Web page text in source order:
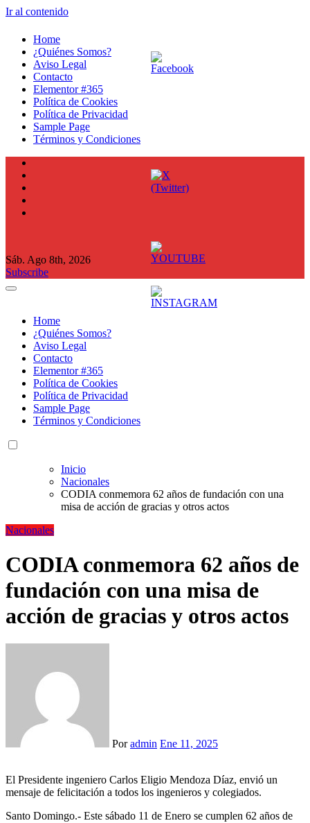
Ir al contenido
Home
¿Quiénes Somos?
Aviso Legal
Contacto
Elementor #365
Política de Cookies
Política de Privacidad
Sample Page
Términos y Condiciones
Sáb. Ago 8th, 2026
Subscribe
Home
¿Quiénes Somos?
Aviso Legal
Contacto
Elementor #365
Política de Cookies
Política de Privacidad
Sample Page
Términos y Condiciones
Inicio
Nacionales
CODIA conmemora 62 años de fundación con una
misa de acción de gracias y otros actos
Nacionales
CODIA conmemora 62 años de
fundación con una misa de
acción de gracias y otros actos
Poradmin Ene 11, 2025
El Presidente ingeniero Carlos Eligio Mendoza Díaz, envió un
mensaje de felicitación a todos los ingenieros y colegiados.
Santo Domingo.- Este sábado 11 de Enero se cumplen 62 años de